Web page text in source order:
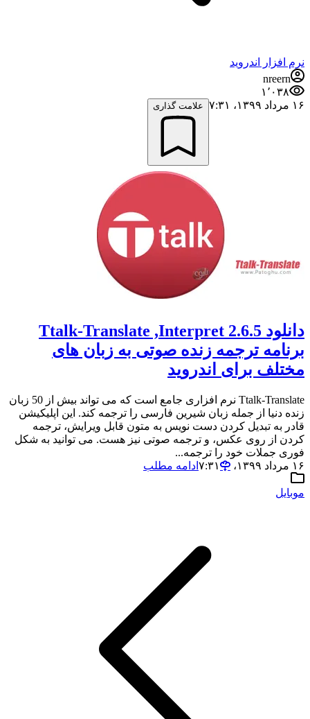
نرم افزار اندروید
nreern
۱٬۰۳۸
۱۶ مرداد ۱۳۹۹،‏ ۷:۳۱
علامت گذاری
دانلود 2.6.5 Ttalk-Translate ,Interpret
برنامه ترجمه زنده صوتی به زبان های
مختلف برای اندروید
Ttalk-Translate نرم افزاری جامع است که می تواند بیش از 50 زبان
زنده دنیا از جمله زبان شیرین فارسی را ترجمه کند. این اپلیکیشن
قادر به تبدیل کردن دست نویس به متون قابل ویرایش، ترجمه
کردن از روی عکس، و ترجمه صوتی نیز هست. می توانید به شکل
فوری جملات خود را ترجمه...
۱۶ مرداد ۱۳۹۹،‏ ۷:۳۱
ادامه مطلب
موبایل